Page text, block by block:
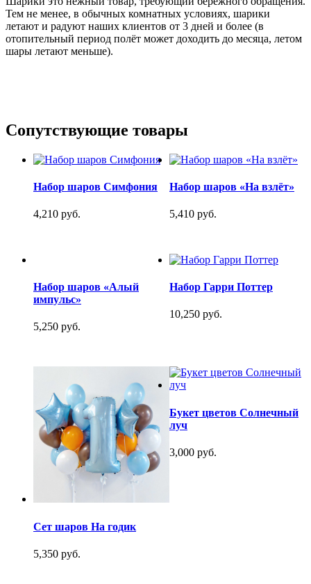
Тем не менее, в обычных комнатных условиях, шарики
летают и радуют наших клиентов от 3 дней и более (в
отопительный период полёт может доходить до месяца, летом
шары летают меньше).
Сопутствующие товары
Набор шаров Симфония
4,210 руб.
Набор шаров «На взлёт»
5,410 руб.
Набор шаров «Алый
импульс»
5,250 руб.
Набор Гарри Поттер
10,250 руб.
Сет шаров На годик
5,350 руб.
Букет цветов Солнечный
луч
3,000 руб.